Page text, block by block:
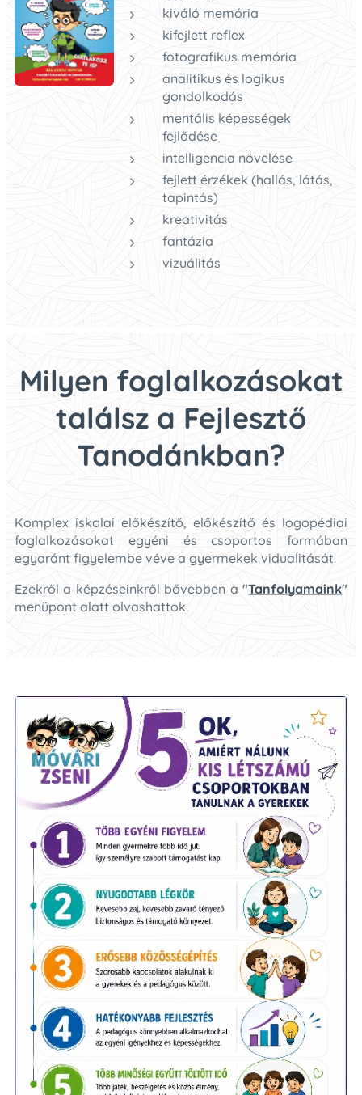
kiváló memória
kifejlett reflex
fotografikus memória
analitikus és logikus
gondolkodás
mentális képességek
fejlődése
intelligencia növelése
fejlett érzékek (hallás, látás,
tapintás)
kreativitás
fantázia
vizuálitás
Milyen foglalkozásokat
találsz a Fejlesztő
Tanodánkban?
Komplex iskolai előkészítő, előkészítő és logopédiai
foglalkozásokat egyéni és csoportos formában
egyaránt figyelembe véve a gyermekek vidualitását.
Ezekről a képzéseinkről bővebben a "Tanfolyamaink"
menüpont alatt olvashattok.